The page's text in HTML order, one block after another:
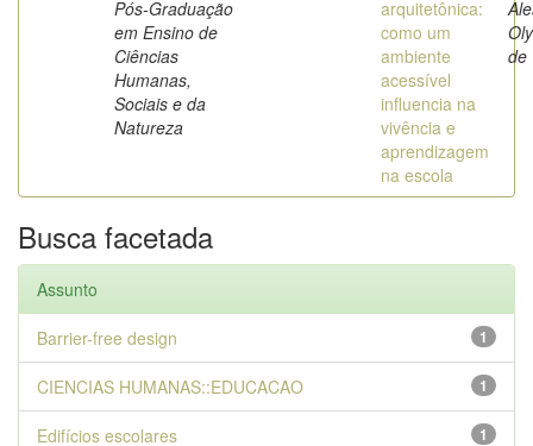
Pós-Graduação
em Ensino de
Ciências
Humanas,
Sociais e da
Natureza
arquitetônica:
como um
ambiente
acessível
influencia na
vivência e
aprendizagem
na escola
de
Busca facetada
Assunto
1
Barrier-free design
1
CIENCIAS HUMANAS::EDUCACAO
1
Edifícios escolares